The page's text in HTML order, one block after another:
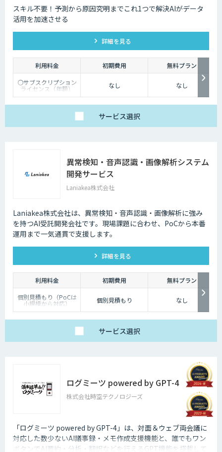
スキル不要！予測から原因究明までこれ1つで解決AIがデータ
活用を加速させる
詳細を見る
利用料金 初期費用
無料プラン
〇サブスクリプション
ライセンス（年額）
価格：オープン価格
問い合わせください。
※使用するPC1台あた
りに１ライセンスが必
スとしてご提供可能で
なし なし
サービス選択
異常検知・音声認識・画像解析システム
開発サービス
Laniakea株式会社
Laniakea株式会社は、異常検知・音声認識・画像解析に強み
を持つAI受託開発会社です。現場課題に合わせ、PoCから本番
運用まで一気通貫で支援します。
詳細を見る
利用料金 初期費用
無料プラン
個別見積もり（PoCは
小規模から対応） 個別見積もり なし
サービス選択
ログミーツ powered by GPT-4
株式会社時空テクノロジーズ
「ログミーツ powered by GPT-4」は、対面＆ウェブ両会議に
対応した数少ないAI議事録・メモ作成支援機能と、誰でもワン
ボタンでAI要約・分析・翻訳などを行えるGPT機能を搭載して